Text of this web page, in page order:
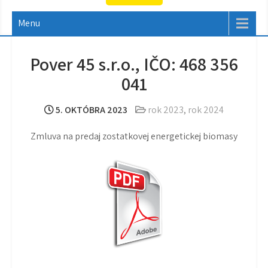
Menu
Pover 45 s.r.o., IČO: 468 356
041
5. OKTÓBRA 2023 rok 2023, rok 2024
Zmluva na predaj zostatkovej energetickej biomasy